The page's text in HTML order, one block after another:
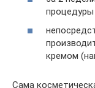
процедуры
кремом
Сама